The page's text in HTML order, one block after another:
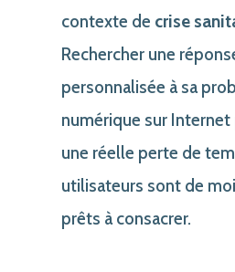
contexte de crise
Rechercher une
personnalisée à sa
numérique sur
une réelle perte de
utilisateurs sont de
prêts à consacrer.